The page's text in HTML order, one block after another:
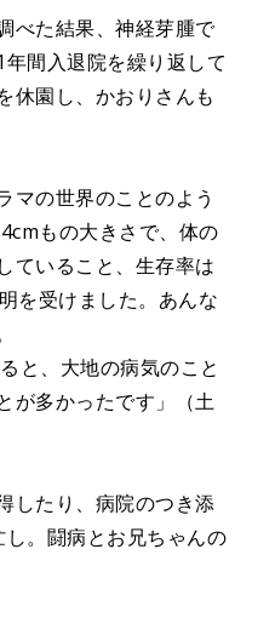
べた結果、神経芽腫で
間入退院を繰り返して
休園し、かおりさんも
マの世界のことのよう
もの大きさで、体の
ていること、生存率は
を受けました。あんな
と、大地の病気のこと
が多かったです」（土
したり、病院のつき添
。闘病とお兄ちゃんの